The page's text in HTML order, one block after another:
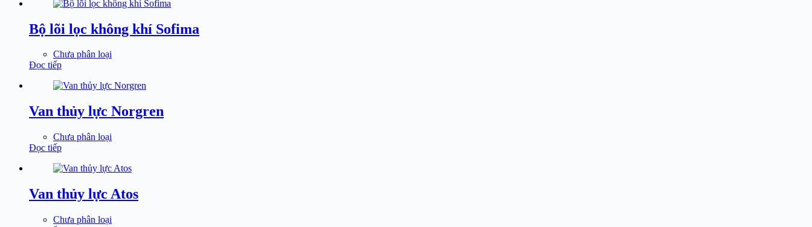
Bộ lõi lọc không khí Sofima
Chưa phân loại
Đọc tiếp
Van thủy lực Norgren
Chưa phân loại
Đọc tiếp
Van thủy lực Atos
Chưa phân loại